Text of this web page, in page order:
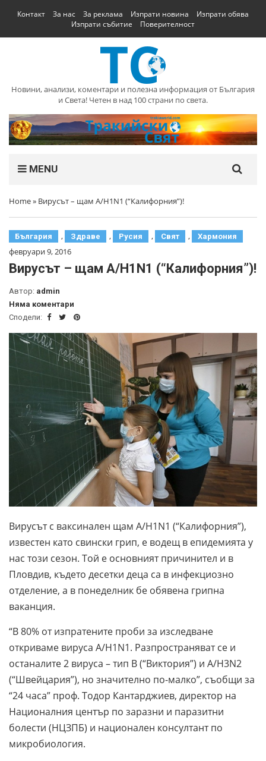
Контакт За нас За реклама Изпрати новина
Изпрати обява
Изпрати събитие
Поверителност
Новини, анализи, коментари и полезна информация от България
и Света! Четен в над 100 страни по света.
MENU
Home» Вирусът – щам A/H1N1 (“Калифорния”)!
България , Здраве , Русия , Свят , Хармония
февруари 9, 2016
Вирусът – щам A/H1N1 (“Калифорния”)!
Автор: admin
Няма коментари
Сподели:
Вирусът с ваксинален щам A/H1N1 (“Калифорния”),
известен като свински грип, е водещ в епидемията у
нас този сезон. Той е основният причинител и в
Пловдив, където десетки деца са в инфекциозно
отделение, а в понеделник бе обявена грипна
ваканция.
“В 80% от изпратените проби за изследване
откриваме вируса A/H1N1. Разпространяват се и
останалите 2 вируса – тип В (“Виктория”) и А/H3N2
(“Швейцария”), но значително по-малко”, съобщи за
“24 часа” проф. Тодор Кантарджиев, директор на
Националния център по заразни и паразитни
болести (НЦЗПБ) и национален консултант по
микробиология.